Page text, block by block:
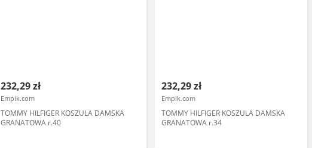
232,29 zł
Empik.com
TOMMY HILFIGER KOSZULA DAMSKA
GRANATOWA r.40
232,29 zł
Empik.com
TOMMY HILFIGER KOSZULA DAMSKA
GRANATOWA r.34